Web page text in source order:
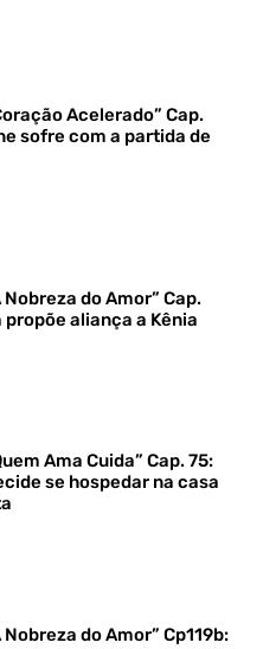
Acelerado” Cap.
sofre com a partida de
Nobreza do Amor” Cap.
propõe aliança a Kênia
Ama Cuida” Cap. 75:
se hospedar na casa
Nobreza do Amor” Cp119b: